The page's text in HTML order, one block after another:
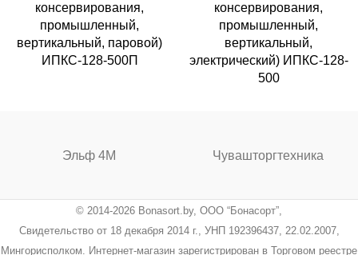
консервирования,
промышленный,
вертикальный, паровой)
ИПКС-128-500П
консервирования,
промышленный,
вертикальный,
электрический) ИПКС-128-
500
Эльф 4М Чувашторгтехника
© 2014-2026 Bonasort.by, ООО “Бонасорт”,
Свидетельство от 18 декабря 2014 г., УНП 192396437, 22.02.2007,
Мингорисполком. Интернет-магазин зарегистрирован в Торговом реестре